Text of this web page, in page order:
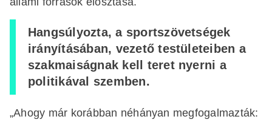
Hangsúlyozta, a sportszövetségek
irányításában, vezető testületeiben a
szakmaiságnak kell teret nyerni a
politikával szemben.
„Ahogy már korábban néhányan megfogalmazták: